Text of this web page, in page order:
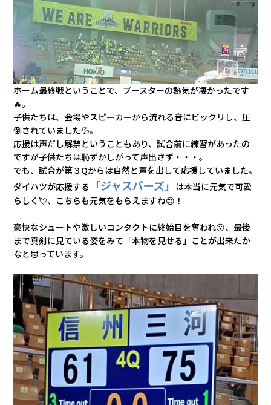
ホーム最終戦ということで、ブースターの熱気が凄かったです
🔥。
子供たちは、会場やスピーカーから流れる音にビックリし、圧
倒されていました💦。
応援は声だし解禁ということもあり、試合前に練習があったの
ですが子供たちは恥ずかしがって声出さず・・・。
でも、試合が第３Qからは自然と声を出して応援していました。
ダイハツが応援する
「ジャスパーズ」 は本当に元気で可愛
らしく💘、こちらも元気をもらえますね😍！
豪快なシュートや激しいコンタクトに終始目を奪われ😮、最後
まで真剣に見ている姿をみて「本物を見せる」ことが出来たか
なと思っています。